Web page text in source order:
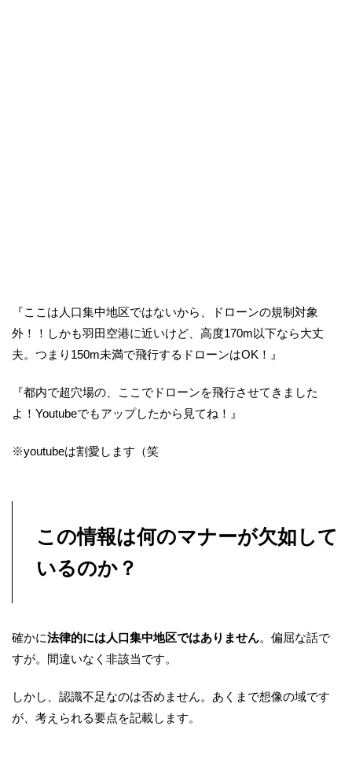
『ここは人口集中地区ではないから、ドローンの規制対象
外！！しかも羽田空港に近いけど、高度170m以下なら大丈
夫。つまり150m未満で飛行するドローンはOK！』
『都内で超穴場の、ここでドローンを飛行させてきました
よ！Youtubeでもアップしたから見てね！』
※youtubeは割愛します（笑
この情報は何のマナーが欠如して
いるのか？
確かに法律的には人口集中地区ではありません。偏屈な話で
すが。間違いなく非該当です。
しかし、認識不足なのは否めません。あくまで想像の域です
が、考えられる要点を記載します。